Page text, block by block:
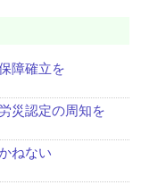
障確立を
災認定の周知を
ねない